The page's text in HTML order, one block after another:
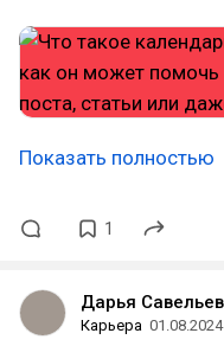
Показать полностью
1
Дарья
Карьера 01.08.2024